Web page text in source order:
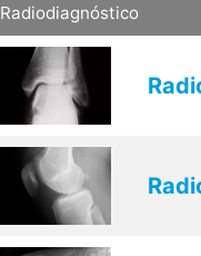
Radiodiagnóstico